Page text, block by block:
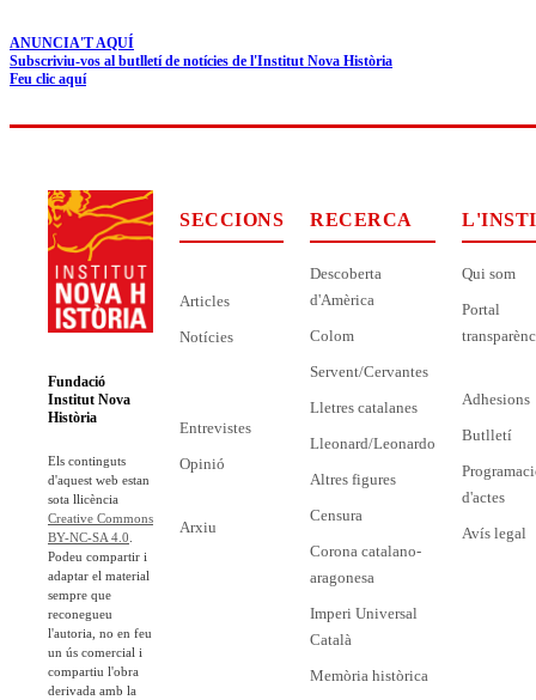
ANUNCIA'T AQUÍ
Subscriviu-vos al butlletí de notícies de l'Institut Nova Història
Feu clic aquí
Fundació
Institut Nova
Història
Els continguts
d'aquest web estan
sota llicència
Creative Commons
BY-NC-SA 4.0
Podeu compartir i
adaptar el material
sempre que
reconegueu
l'autoria, no en feu
un ús comercial i
compartiu l'obra
derivada amb la
SECCIONS
Articles
Notícies
Entrevistes
Opinió
Arxiu
RECERCA
Descoberta
d'Amèrica
Colom
Servent/Cervantes
Lletres catalanes
Lleonard/Leonardo
Altres figures
Censura
Corona catalano-
aragonesa
Imperi Universal
Català
Memòria històrica
Qui som
Portal
Adhesions
Butlletí
d'actes
Avís legal